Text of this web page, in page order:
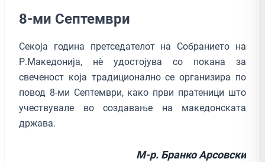
8-ми Септември
Секоја година претседателот на Собранието на
Р.Македонија, нè удостојува со покана за
свеченост која традиционално се организира по
повод 8-ми Септември, како први пратеници што
учествувале во создавање на македонската
држава.
М-р. Бранко Арсовски